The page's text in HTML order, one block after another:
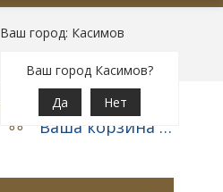
Ваш город: Касимов
Ваш город Касимов?
Да
Нет
Вход |Регистрация
Корзина
Ваша корзина пуста